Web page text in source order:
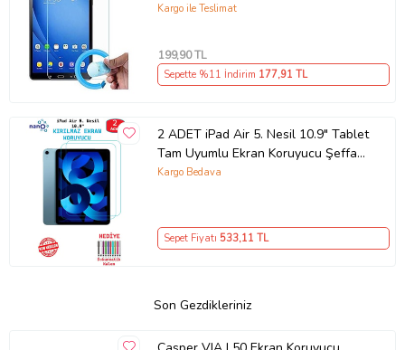
Kargo ile Teslimat
199,90 TL
Sepette %11 İndirim 177,91 TL
2 ADET iPad Air 5. Nesil 10.9" Tablet
Tam Uyumlu Ekran Koruyucu Şeffaf
Cam Nano HD Esnek Kırılmaz
Kargo Bedava
Sepet Fiyatı 533,11 TL
Son Gezdikleriniz